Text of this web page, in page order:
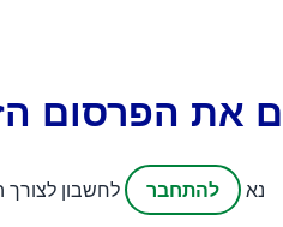
הפרסום
נא להתחבר לחשבון לצורך